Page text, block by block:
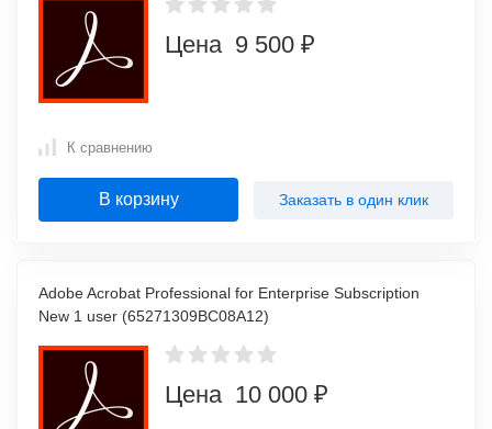
Цена 9 500 ₽
К сравнению
В корзину Заказать в один клик
Adobe Acrobat Professional for Enterprise Subscription
New 1 user (65271309BC08A12)
Цена 10 000 ₽